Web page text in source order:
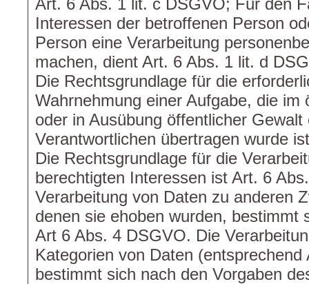
Art. 6 Abs. 1 lit. c DSGVO; Für den
Interessen der betroffenen Person
Person eine Verarbeitung
machen, dient Art. 6 Abs. 1 lit. d
Die Rechtsgrundlage für die
Wahrnehmung einer Aufgabe, die im
oder in Ausübung öffentlicher
Verantwortlichen übertragen wurde
Die Rechtsgrundlage für die
berechtigten Interessen ist Art. 6
Verarbeitung von Daten zu anderen
denen sie ehoben wurden, bestimmt
Art 6 Abs. 4 DSGVO. Die
Kategorien von Daten
bestimmt sich nach den Vorgaben